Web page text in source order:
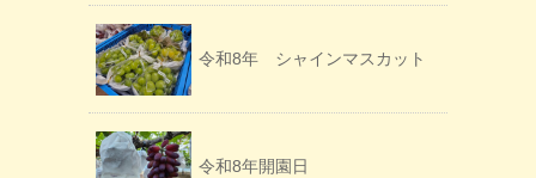
令和8年 シャインマスカット
令和8年開園日